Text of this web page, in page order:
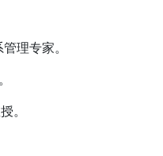
理专家。
。